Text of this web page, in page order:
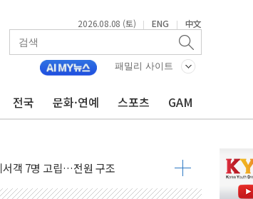
2026.08.08 (토) | ENG | 中文
패밀리 사이트
전국 문화·연예 스포츠 GAM
청래…제주 연설서 신경전 고조
지 최대 3.5m 높은 물결
, 비상대응기구 가동
서객 7명 고립…전원 구조
르세우스 유성우 관측